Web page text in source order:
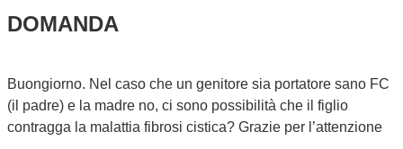
DOMANDA
Buongiorno. Nel caso che un genitore sia portatore sano FC
(il padre) e la madre no, ci sono possibilità che il figlio
contragga la malattia fibrosi cistica? Grazie per l’attenzione